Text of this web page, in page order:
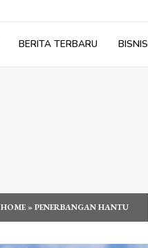
BERITA TERBARU BISNIS
HOME»PENERBANGAN HANTU